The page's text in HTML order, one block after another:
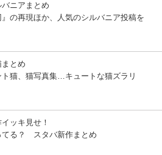
ニアまとめ
』の再現ほか、人気のシルバニア投稿を
とめ
ト猫、猫写真集…キュートな猫ズラリ
ッキ見せ！
てる？ スタバ新作まとめ